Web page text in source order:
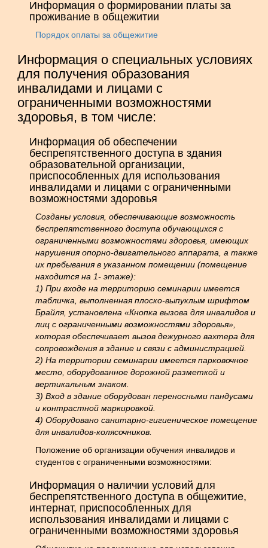
Информация о формировании платы за
проживание в общежитии
Порядок оплаты за общежитие
Информация о специальных условиях
для получения образования
инвалидами и лицами с
ограниченными возможностями
здоровья, в том числе:
Информация об обеспечении
беспрепятственного доступа в здания
образовательной организации,
приспособленных для использования
инвалидами и лицами с ограниченными
возможностями здоровья
Созданы условия, обеспечивающие возможность
беспрепятственного доступа обучающихся с
ограниченными возможностями здоровья, имеющих
нарушения опорно-двигательного аппарата, а также
их пребывания в указанном помещении (помещение
находится на 1- этаже):
1) При входе на территорию семинарии имеется
табличка, выполненная плоско-выпуклым шрифтом
Брайля, установлена «Кнопка вызова для инвалидов и
лиц с ограниченными возможностями здоровья»,
которая обеспечивает вызов дежурного вахтера для
сопровождения в здание и связи с администрацией.
2) На территории семинарии имеется парковочное
место, оборудованное дорожной разметкой и
вертикальным знаком.
3) Вход в здание оборудован переносными пандусами
и контрастной маркировкой.
4) Оборудовано санитарно-гигиеническое помещение
для инвалидов-колясочников.
Положение об организации обучения инвалидов и
студентов с ограниченными возможностями:
Информация о наличии условий для
беспрепятственного доступа в общежитие,
интернат, приспособленных для
использования инвалидами и лицами с
ограниченными возможностями здоровья